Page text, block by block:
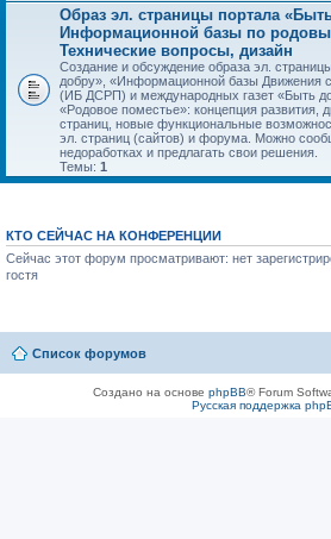
Образ эл. страницы портала
Информационной базы по
Технические вопросы, дизайн
Создание и обсуждение образа эл.
добру», «Информационной базы Движения
(ИБ ДСРП) и международных газет «Быть
«Родовое поместье»: концепция развития,
страниц, новые функциональные
эл. страниц (сайтов) и форума. Можно
недоработках и предлагать свои решения.
Темы: 1
КТО СЕЙЧАС НА КОНФЕРЕНЦИИ
Сейчас этот форум просматривают: нет
гостя
Список форумов
Создано на основе phpBB® Forum
Русская поддержка